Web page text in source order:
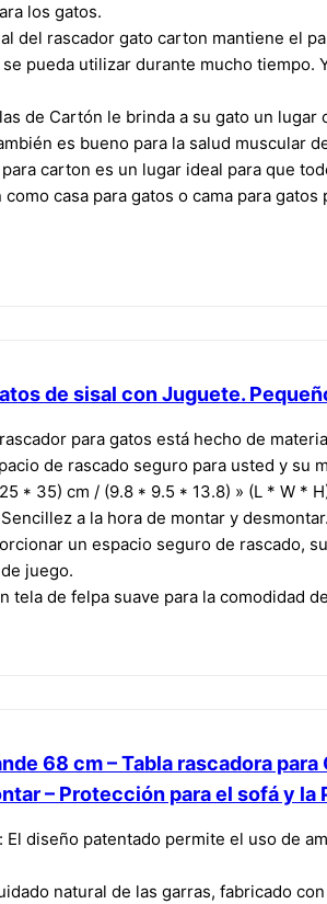
los gatos.
del rascador gato carton mantiene el
pueda utilizar durante mucho
de Cartón le brinda a su gato un
es bueno para la salud muscular
para carton es un lugar ideal para que
casa para gatos o cama para
de sisal con Juguete.
para gatos está hecho de
de rascado seguro para usted y su
* 35) cm / (9.8 * 9.5 * 13.8) » (L * W *
a la hora de montar y
un espacio seguro de rascado,
juego.
tela de felpa suave para la comodidad
68 cm – Tabla rascadora
– Protección para el sofá y la
El diseño patentado permite el uso de
natural de las garras, fabricado